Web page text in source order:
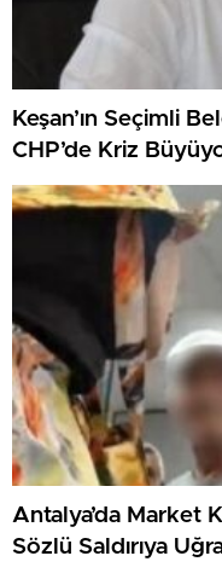
Keşan’ın Seçimli
CHP’de Kriz
Antalya’da Market
Sözlü Saldırıya